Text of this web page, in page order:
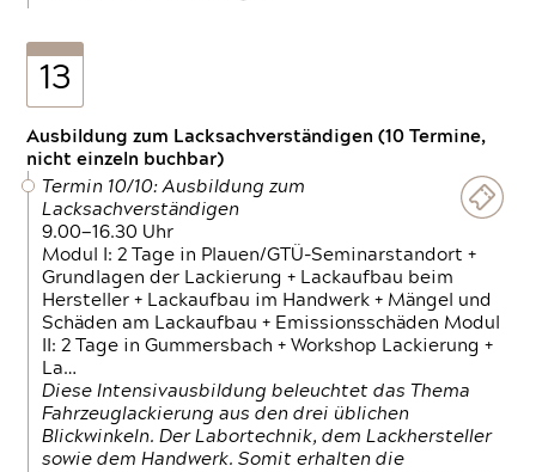
13
Ausbildung zum Lacksachverständigen (10 Termine,
nicht einzeln buchbar)
Termin 10/10: Ausbildung zum
Lacksachverständigen
9.00—16.30 Uhr
Modul I: 2 Tage in Plauen/GTÜ-Seminarstandort +
Grundlagen der Lackierung + Lackaufbau beim
Hersteller + Lackaufbau im Handwerk + Mängel und
Schäden am Lackaufbau + Emissionsschäden Modul
II: 2 Tage in Gummersbach + Workshop Lackierung +
La…
Diese Intensivausbildung beleuchtet das Thema
Fahrzeuglackierung aus den drei üblichen
Blickwinkeln. Der Labortechnik, dem Lackhersteller
sowie dem Handwerk. Somit erhalten die